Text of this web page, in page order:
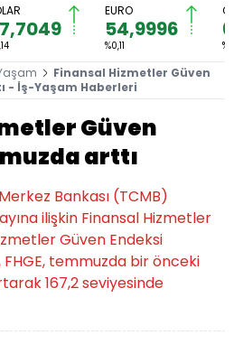
EURO
54,9996
%0,11 %1,27
Finansal Hizmetler Güven
- İş-Yaşam Haberleri
Güven
arttı
Bankası (TCMB)
ilişkin Finansal Hizmetler
Güven Endeksi
FHGE, temmuzda bir önceki
167,2 seviyesinde